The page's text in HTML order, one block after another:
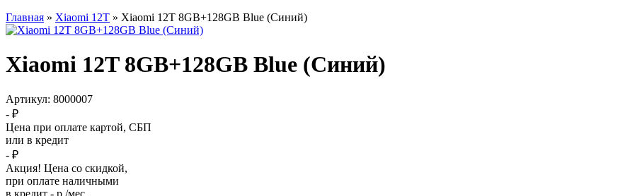
Главная » Xiaomi 12T » Xiaomi 12T 8GB+128GB Blue (Синий)
Xiaomi 12T 8GB+128GB Blue (Синий)
Артикул: 8000007
- ₽
Цена при оплате картой, СБП
или в кредит
- ₽
Акция! Цена со скидкой,
при оплате наличными
в кредит - р./мес.